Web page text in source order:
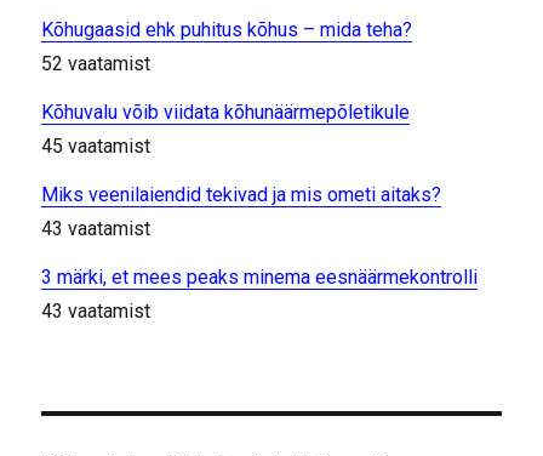
Kõhugaasid ehk puhitus kõhus – mida teha?
52 vaatamist
Kõhuvalu võib viidata kõhunäärmepõletikule
45 vaatamist
Miks veenilaiendid tekivad ja mis ometi aitaks?
43 vaatamist
3 märki, et mees peaks minema eesnäärmekontrolli
43 vaatamist